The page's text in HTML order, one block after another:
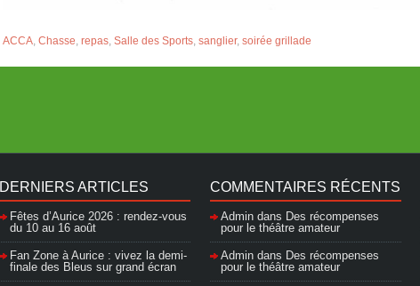
ACCA Chasse repas Salle des Sports sanglier, soirée grillade
DERNIERS ARTICLES
Fêtes d’Aurice 2026 : rendez-vous
du 10 au 16 août
Fan Zone à Aurice : vivez la demi-
finale des Bleus sur grand écran
COMMENTAIRES RÉCENTS
Admin dans Des récompenses
pour le théâtre amateur
Admin dans Des récompenses
pour le théâtre amateur